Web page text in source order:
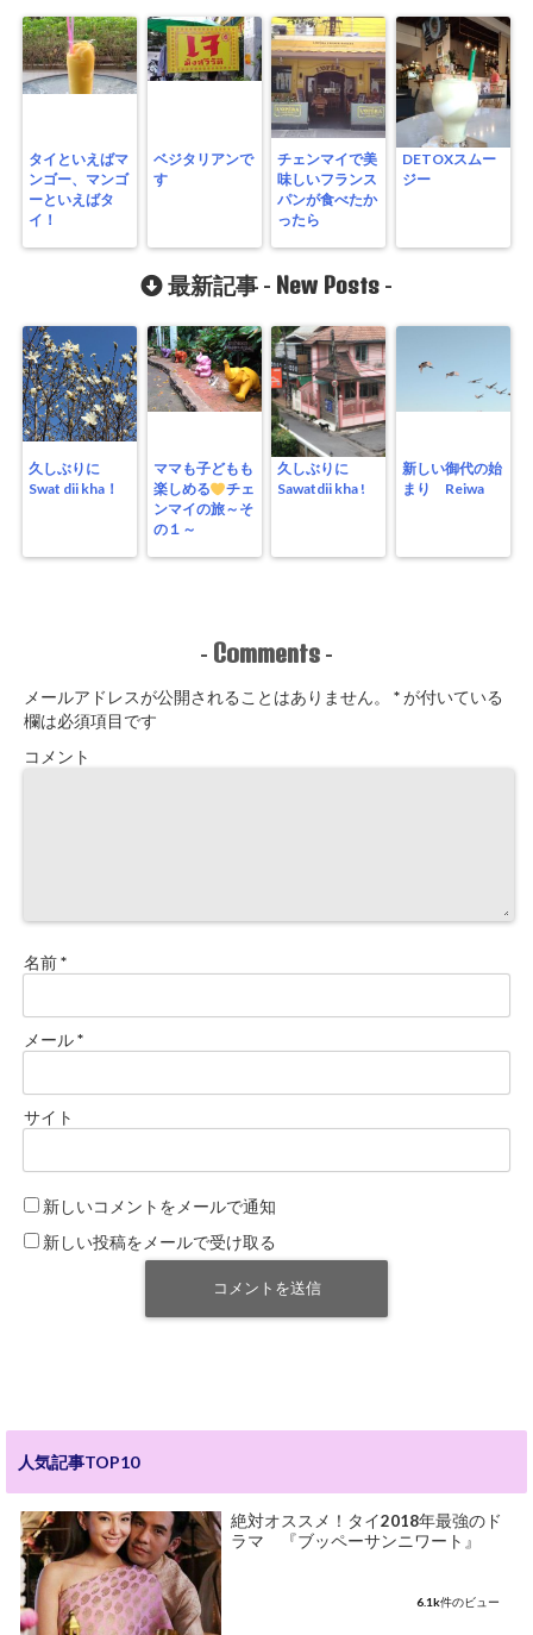
タイといえばマ
ンゴー、マンゴ
ーといえばタ
イ！
ベジタリアンで
す
チェンマイで美
味しいフランス
パンが食べたか
ったら
DETOXスムー
ジー
最新記事 - New Posts -
久しぶりに
Swat dii kha！
ママも子どもも
楽しめる
チェ
ンマイの旅～そ
の１～
久しぶりに
Sawatdii kha !
新しい御代の始
まり Reiwa
- Comments -
メールアドレスが公開されることはありません。 *が付いている
欄は必須項目です
コメント
名前*
メール*
サイト
新しいコメントをメールで通知
新しい投稿をメールで受け取る
人気記事TOP10
絶対オススメ！タイ2018年最強のド
ラマ 『ブッペーサンニワート』
6.1k件のビュー